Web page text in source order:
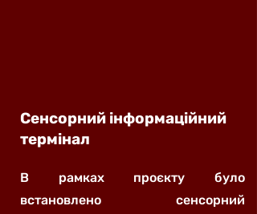
Сенсорний інформаційний
термінал
В рамках проєкту було
встановлено сенсорний